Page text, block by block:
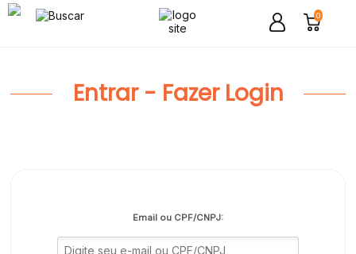
0
Entrar - Fazer Login
Email ou CPF/CNPJ: